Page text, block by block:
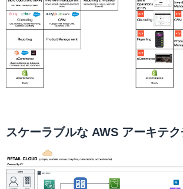
スケーラブルな AWS アーキテク